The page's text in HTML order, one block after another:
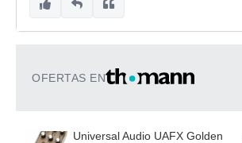
OFERTAS EN
Universal Audio UAFX Golden